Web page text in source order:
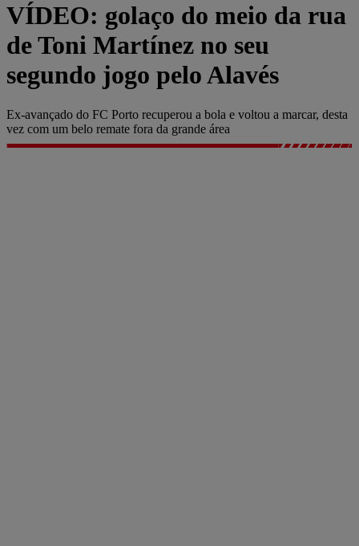
VÍDEO: golaço do meio da rua
de Toni Martínez no seu
segundo jogo pelo Alavés
Ex-avançado do FC Porto recuperou a bola e voltou a marcar, desta
vez com um belo remate fora da grande área